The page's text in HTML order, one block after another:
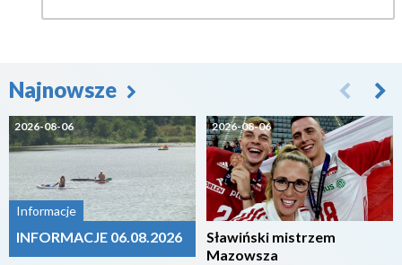
Najnowsze
2026-08-06
Informacje
INFORMACJE 06.08.2026
2026-08-06
Sławiński mistrzem
Mazowsza